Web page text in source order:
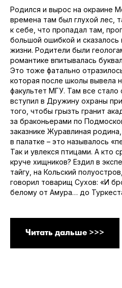
Родился и вырос на окраине
времена там был глухой лес,
к себе, что пропадал там,
большой ошибкой и
жизни. Родители были
романтике впитывалась
Это тоже фатально
которая после школы вывела
факультет МГУ. Там все
вступил в Дружину охраны
того, чтобы грызть гранит
за браконьерами по
заказнике Журавлиная
в палатке – это называлось
Так и увлекся птицами. А кто
круче хищников? Ездил в
тайгу, на Кольский
говорил товарищ Сухов: «И
белому от Амура… до
Читать дальше >>>